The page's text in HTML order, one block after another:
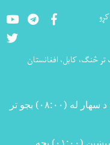
YoutubeLinkedIn
تر څنګ، کابل، افغانستان
د سهار له (۰۸:۰۰)
بجو تر